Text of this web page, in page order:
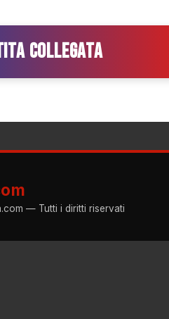
COLLEGATA
— Tutti i diritti riservati